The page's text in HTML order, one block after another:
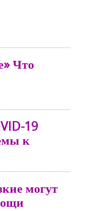
Что
19
к
могут